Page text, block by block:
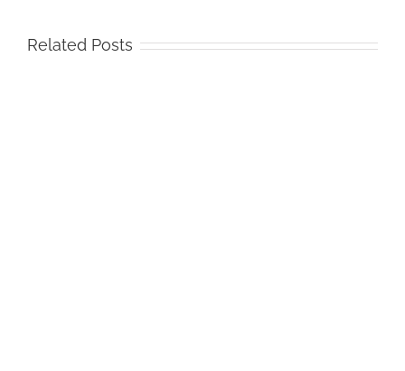
Related Posts